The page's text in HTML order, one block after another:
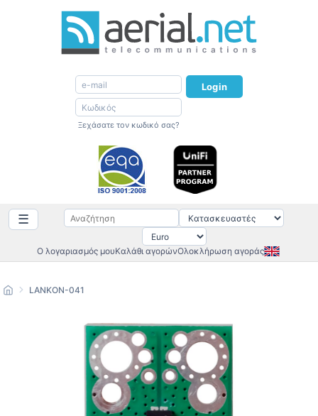
Login
Ξεχάσατε τον κωδικό σας?
☰
Ο λογαριασμός μουΚαλάθι αγορώνΟλοκλήρωση αγοράς
LANKON-041